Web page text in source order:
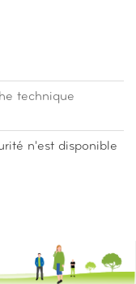
technique
n'est disponible